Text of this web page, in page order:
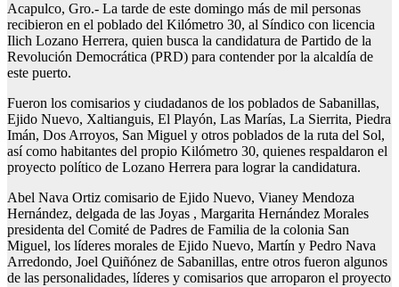
Acapulco, Gro.- La tarde de este domingo más de mil personas
recibieron en el poblado del Kilómetro 30, al Síndico con licencia
Ilich Lozano Herrera, quien busca la candidatura de Partido de la
Revolución Democrática (PRD) para contender por la alcaldía de
este puerto.
Fueron los comisarios y ciudadanos de los poblados de Sabanillas,
Ejido Nuevo, Xaltianguis, El Playón, Las Marías, La Sierrita, Piedra
Imán, Dos Arroyos, San Miguel y otros poblados de la ruta del Sol,
así como habitantes del propio Kilómetro 30, quienes respaldaron el
proyecto político de Lozano Herrera para lograr la candidatura.
Abel Nava Ortiz comisario de Ejido Nuevo, Vianey Mendoza
Hernández, delgada de las Joyas , Margarita Hernández Morales
presidenta del Comité de Padres de Familia de la colonia San
Miguel, los líderes morales de Ejido Nuevo, Martín y Pedro Nava
Arredondo, Joel Quiñónez de Sabanillas, entre otros fueron algunos
de las personalidades, líderes y comisarios que arroparon el proyecto